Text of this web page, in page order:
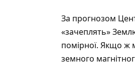
За прогнозом
«зачеплять»
помірної. Якщо ж
земного